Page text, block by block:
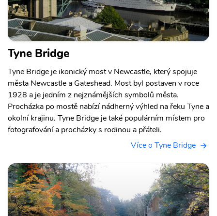
Tyne Bridge
Tyne Bridge je ikonický most v Newcastle, který spojuje
města Newcastle a Gateshead. Most byl postaven v roce
1928 a je jedním z nejznámějších symbolů města.
Procházka po mostě nabízí nádherný výhled na řeku Tyne a
okolní krajinu. Tyne Bridge je také populárním místem pro
fotografování a procházky s rodinou a přáteli.
Více o Tyne Bridge